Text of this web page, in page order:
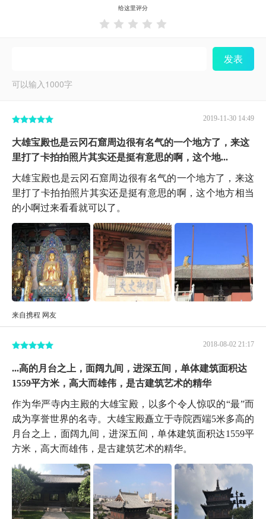
给这里评分
    
发表
可以输入1000字
2019-11-30 14:49
大雄宝殿也是云冈石窟周边很有名气的一个地方了，来这
里打了卡拍拍照片其实还是挺有意思的啊，这个地...
大雄宝殿也是云冈石窟周边很有名气的一个地方了，来这
里打了卡拍拍照片其实还是挺有意思的啊，这个地方相当
的小啊过来看看就可以了。
来自携程 网友
2018-08-02 21:17
...高的月台之上，面阔九间，进深五间，单体建筑面积达
1559平方米，高大而雄伟，是古建筑艺术的精华
作为华严寺内主殿的大雄宝殿，以多个令人惊叹的“最”而
成为享誉世界的名寺。大雄宝殿矗立于寺院西端5米多高的
月台之上，面阔九间，进深五间，单体建筑面积达1559平
方米，高大而雄伟，是古建筑艺术的精华。